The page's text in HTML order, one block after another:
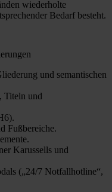
wiederholte
Bedarf besteht.
und semantischen
Titeln und
Fußbereiche.
Karussells und
(„24/7 Notfallhotline“,